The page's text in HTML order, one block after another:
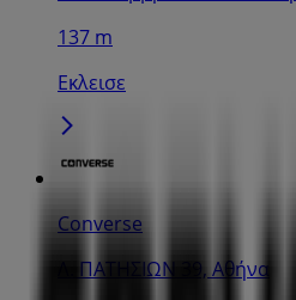
137 m
Εκλεισε
Converse
Λ. ΠΑΤΗΣΙΩΝ 39, Αθήνα